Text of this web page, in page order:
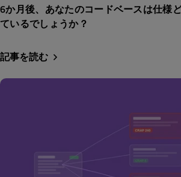
6か月後、あなたのコードベースは仕様
ているでしょうか？
記事を読む